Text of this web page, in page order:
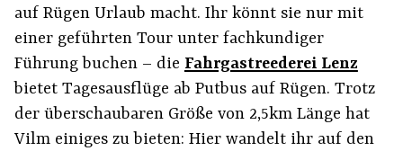
auf Rügen Urlaub macht. Ihr könnt sie nur mit
einer geführten Tour unter fachkundiger
Führung buchen – die Fahrgastreederei Lenz
bietet Tagesausflüge ab Putbus auf Rügen. Trotz
der überschaubaren Größe von 2,5km Länge hat
Vilm einiges zu bieten: Hier wandelt ihr auf den